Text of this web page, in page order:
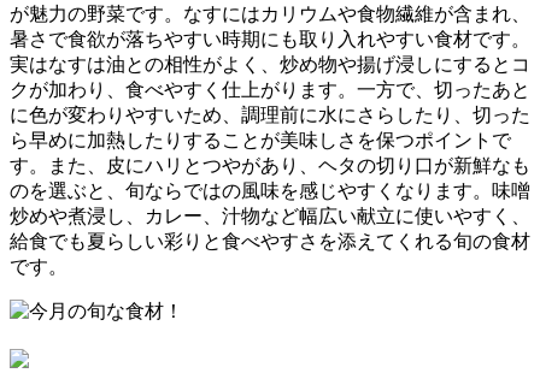
が魅力の野菜です。なすにはカリウムや食物繊維が含まれ、
暑さで食欲が落ちやすい時期にも取り入れやすい食材です。
実はなすは油との相性がよく、炒め物や揚げ浸しにするとコ
クが加わり、食べやすく仕上がります。一方で、切ったあと
に色が変わりやすいため、調理前に水にさらしたり、切った
ら早めに加熱したりすることが美味しさを保つポイントで
す。また、皮にハリとつやがあり、ヘタの切り口が新鮮なも
のを選ぶと、旬ならではの風味を感じやすくなります。味噌
炒めや煮浸し、カレー、汁物など幅広い献立に使いやすく、
給食でも夏らしい彩りと食べやすさを添えてくれる旬の食材
です。